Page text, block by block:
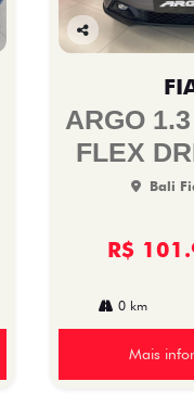
Co
lhe
ARGO
FLEX
Bali
R$
0 km
Mais